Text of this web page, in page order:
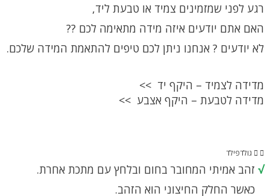
רגע לפני שמזמינים צמיד או טבעת ליד,
האם אתם יודעים איזה מידה מתאימה לכם ??
לא יודעים ? אנחנו ניתן לכם טיפים להתאמת המידה שלכם.
מדידה לצמיד – היקף יד >>
מדידה לטבעת – היקף אצבע >>
גולדפילד
√ זהב אמיתי המחובר בחום ובלחץ עם מתכת אחרת.
כאשר החלק החיצוני הוא הזהב.